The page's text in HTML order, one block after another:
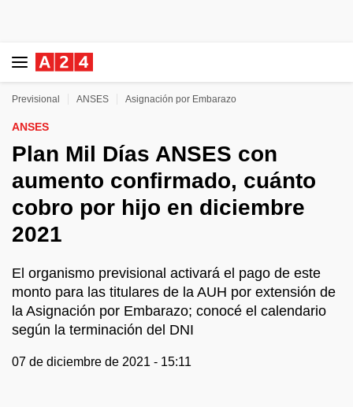
Previsional ANSES Asignación por Embarazo
ANSES
Plan Mil Días ANSES con
aumento confirmado, cuánto
cobro por hijo en diciembre
2021
El organismo previsional activará el pago de este
monto para las titulares de la AUH por extensión de
la Asignación por Embarazo; conocé el calendario
según la terminación del DNI
07 de diciembre de 2021 - 15:11